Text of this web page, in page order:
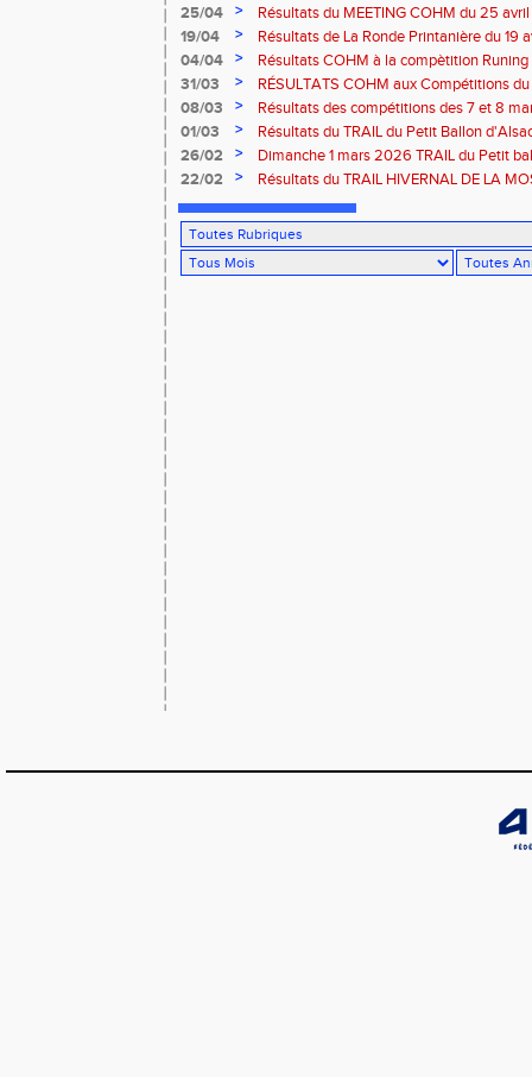
25/04
>
Résultats du MEETING COHM du 25
19/04
>
Résultats de La Ronde Printanière du 19
route de Belfort
04/04 >
Résultats COHM à la compètition
court" des 4 et 5 avril à Toul
31/03 >
RÉSULTATS COHM aux Compétitions
08/03
>
Résultats des compétitions des 7 et 8
01/03
>
Résultats du TRAIL du Petit Ballon
Rouffach-68
26/02 >
Dimanche 1 mars 2026 TRAIL du Petit
ROUFFACH 68
22/02 >
Résultats du TRAIL HIVERNAL DE LA